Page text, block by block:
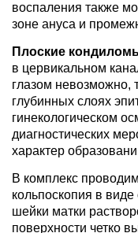
воспаления также
зоне ануса и
Плоские
в цервикальном
глазом невозможно,
глубинных слоях
гинекологическом
диагностических
характер
В комплекс
кольпоскопия в
шейки матки
поверхности четко